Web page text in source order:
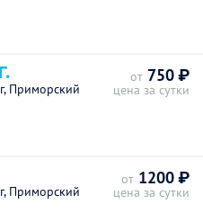
Приморский
от 750 ₽
цена за сутки
Приморский
от 1200 ₽
цена за сутки